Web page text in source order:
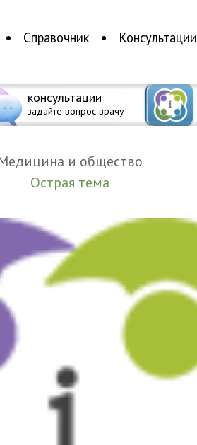
Справочник Консультации
консультации
задайте вопрос врачу
Медицина и общество
Острая тема